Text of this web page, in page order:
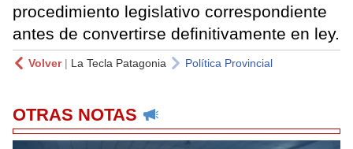
procedimiento legislativo correspondiente
antes de convertirse definitivamente en ley.
Volver| La Tecla Patagonia Política Provincial
OTRAS NOTAS